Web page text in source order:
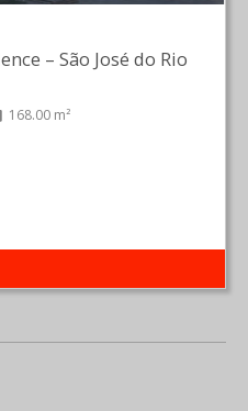
– São José do Rio
168.00 m²